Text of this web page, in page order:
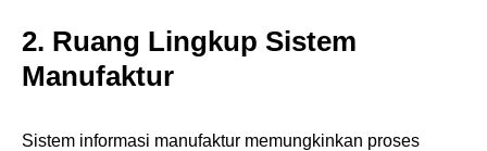
2. Ruang Lingkup Sistem
Manufaktur
Sistem informasi manufaktur memungkinkan proses